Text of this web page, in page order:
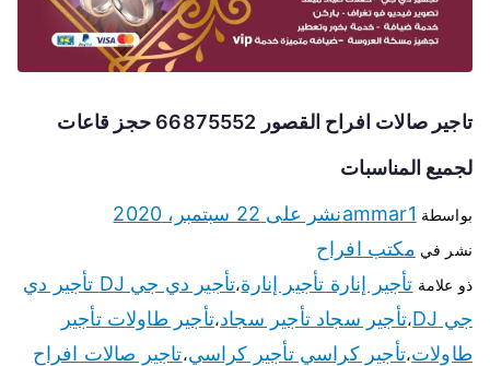
تاجير صالات افراح القصور 66875552 حجز قاعات
لجميع المناسبات
بواسطة ammar1نشر على 22 سبتمبر، 2020
نشر في مكتب افراح
ذو علامة تأجير إنارة تأجير إنارة،
تأجير دي جي DJ تأجير دي
جي DJ
،تأجير سجاد تأجير سجاد،تأجير طاولات تأجير
طاولات،تأجير كراسي تأجير كراسي،تاجير صالات افراح